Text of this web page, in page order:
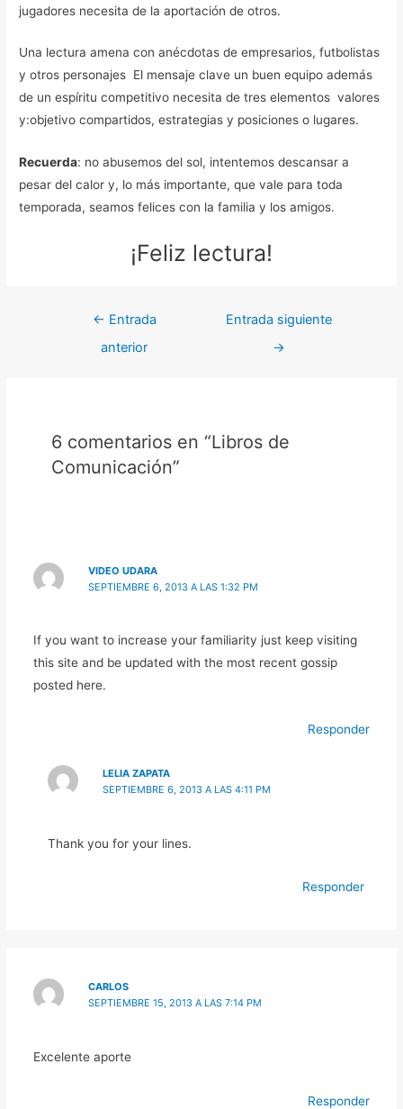
jugadores necesita de la aportación de otros.
Una lectura amena con anécdotas de empresarios, futbolistas
y otros personajes El mensaje clave un buen equipo además
de un espíritu competitivo necesita de tres elementos valores
y:objetivo compartidos, estrategias y posiciones o lugares.
Recuerda: no abusemos del sol, intentemos descansar a
pesar del calor y, lo más importante, que vale para toda
temporada, seamos felices con la familia y los amigos.
¡Feliz lectura!
← Entrada
anterior
Entrada siguiente
→
6 comentarios en “Libros de
Comunicación”
VIDEO UDARA
SEPTIEMBRE 6, 2013 A LAS 1:32 PM
If you want to increase your familiarity just keep visiting
this site and be updated with the most recent gossip
posted here.
Responder
LELIA ZAPATA
SEPTIEMBRE 6, 2013 A LAS 4:11 PM
Thank you for your lines.
Responder
CARLOS
SEPTIEMBRE 15, 2013 A LAS 7:14 PM
Excelente aporte
Responder